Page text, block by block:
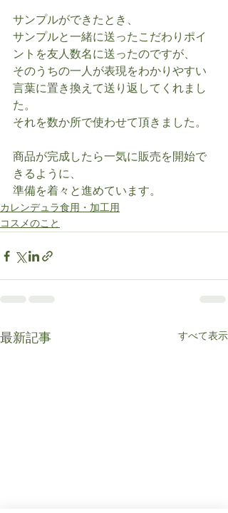
サンプルができたとき、
サンプルと一緒に送ったこだわりポイ
ントを友人数名に送ったのですが、
そのうちの一人が表現をわかりやすい
言葉に置き換えて送り返してくれまし
た。
それを数か所で使わせて頂きました。
商品が完成したら一気に販売を開始で
きるように、
準備を着々と進めています。
カレンデュラ食用・加工用
コスメのこと
最新記事 すべて表示